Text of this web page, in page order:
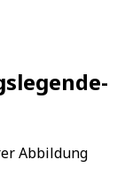
Abbildung